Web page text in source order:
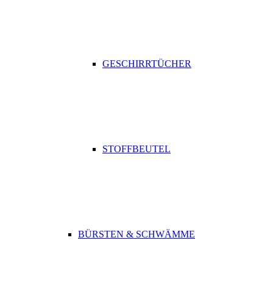
GESCHIRRTÜCHER
STOFFBEUTEL
BÜRSTEN & SCHWÄMME